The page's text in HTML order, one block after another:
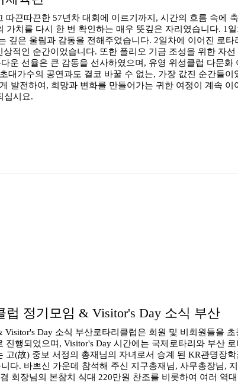
끈따끈한 57년차 대회에 이르기까지, 시간의 흐름 속에
가치를 다시 한 번 확인하는 매우 뜻깊은 자리였습니다. 1
깊은 울림과 감동을 전해주었습니다. 2일차에 이어진 로
적인 순간이었습니다. 또한 폴리오 기금 조성을 위한 자
운 선율은 큰 감동을 선사하였으며, 유영 위성클럽 다문
대가수의 공연과도 결코 바꿀 수 없는, 가장 값진 순간들
발전하여, 희망과 변화를 만들어가는 귀한 여정이 계속
십시요.
럽 정기모임 & Visitor's Day 소식 부산
Day 소식 부산로타리클럽은 회원 및 비회원들을
진행되었으며, Visitor's Day 시간에는 국제로타리와 부
고(故) 중보 서정의 총재님의 자녀로서 승계 된 KR관명장
다. 바쁘신 가운데 참석해 주신 지구총재님, 사무총장님,
회장님의 본참치 식대 220만원 찬조를 비롯하여 여러